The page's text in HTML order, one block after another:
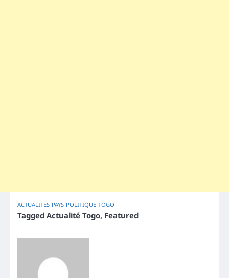
ACTUALITES PAYS POLITIQUE TOGO
Tagged Actualité Togo, Featured